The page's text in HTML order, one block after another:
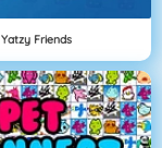
Yatzy Friends